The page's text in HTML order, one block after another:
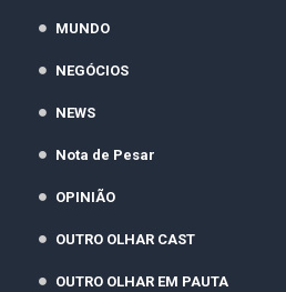
MUNDO
NEGÓCIOS
NEWS
Nota de Pesar
OPINIÃO
OUTRO OLHAR CAST
OUTRO OLHAR EM PAUTA